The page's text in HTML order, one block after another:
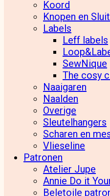
Koord
Knopen en
Labels
Leff labels
SewNique
The cosy
Naaigaren
Naalden
Overige
Sleutelhangers
Scharen en
Vlieseline
Patronen
Atelier Jupe
Annie Do it
Beletoile